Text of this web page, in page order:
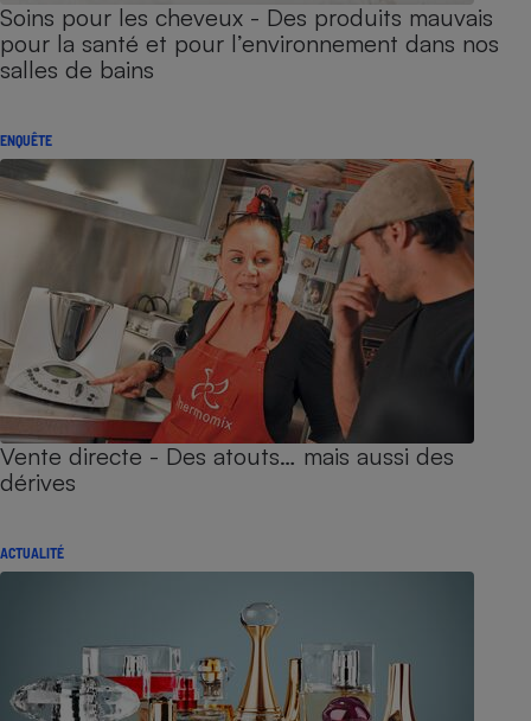
Soins pour les cheveux - Des produits mauvais
pour la santé et pour l’environnement dans nos
salles de bains
ENQUÊTE
Vente directe - Des atouts… mais aussi des
dérives
ACTUALITÉ